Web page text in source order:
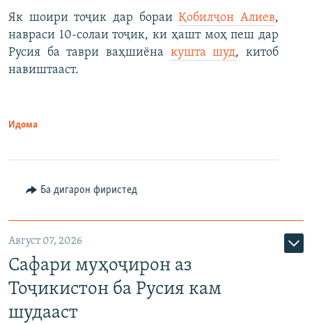
Як шоири тоҷик дар бораиҚобилҷон Алиев,
навраси 10-солаи тоҷик, ки ҳашт моҳ пеш дар
Русия ба таври ваҳшиёна кушта шуд, китоб
навиштааст.
Идома
Ба дигарон фиристед
Август 07, 2026
Сафари муҳоҷирон аз
Тоҷикистон ба Русия кам
шудааст